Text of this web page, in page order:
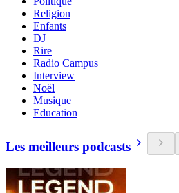
Religion
Enfants
DJ
Rire
Radio Campus
Interview
Noël
Musique
Education
Les meilleurs podcasts